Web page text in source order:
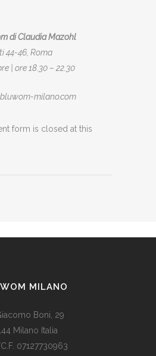
di Claudia Mazohl
44-46, Roma
| ore 18.30 – 22.30
milano.com
form is closed at this
MILANO
Boni, 29
Milano Italia
07127730963